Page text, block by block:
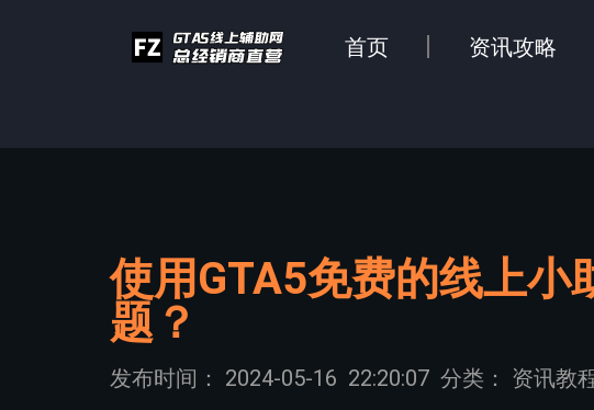
首页 资讯攻略
使用GTA5免费的线上小
题？
发布时间： 2024-05-16 22:20:07 分类： 资讯教